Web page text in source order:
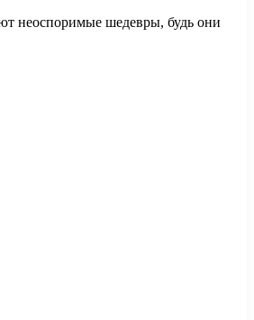
неоспоримые шедевры, будь они